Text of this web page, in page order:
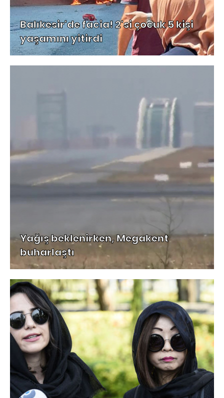
Balıkesir'de facia! 2'si çocuk 5 kişi
yaşamını yitirdi
Yağış beklenirken, Megakent
buharlaştı